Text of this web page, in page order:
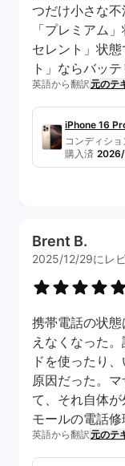
つだけ小さな
「プレミアム
セレント」状
ト」ならバッ
ことを期待して
が、それほど
入れたので返
と一時的にス
れ以外は10点
英語から翻訳元のテ
iPhone 16
d
コンディショ
購入済
Brent B.
2025/12/29にレ
携帯電話の状
えなくなった
ドを使ったり
原因だった。
て、それ自体
モールの電話
修理してくれた
ている。
英語から翻訳元のテ